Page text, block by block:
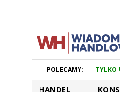
POLECAMY: TYLKO
HANDEL